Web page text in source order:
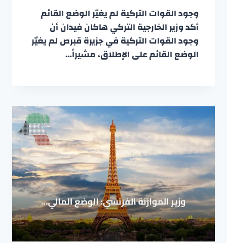
وجود القوات التركية لم يغيّر الوضع القائم
أكد وزير الخارجية التركي هاكان فيدان أن
وجود القوات التركية في جزيرة قبرص لم يغيّر
الوضع القائم على الإطلاق، مشيراً…